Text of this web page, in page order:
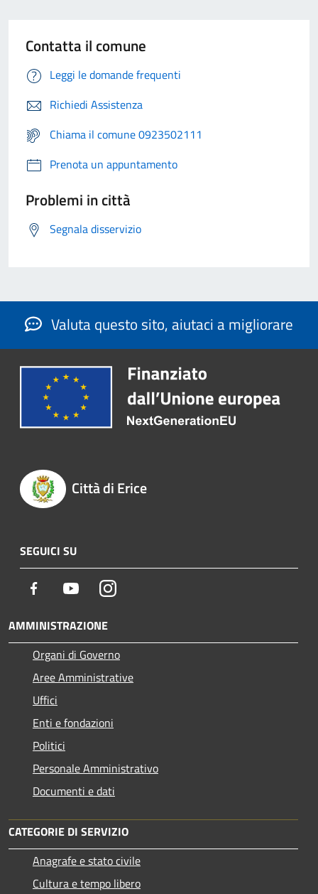
Contatta il comune
Leggi le domande frequenti
Richiedi Assistenza
Chiama il comune 0923502111
Prenota un appuntamento
Problemi in città
Segnala disservizio
Valuta questo sito, aiutaci a migliorare
Città di Erice
SEGUICI SU
Facebook YoutubeInstagram
AMMINISTRAZIONE
Organi di Governo
Aree Amministrative
Uffici
Enti e fondazioni
Politici
Personale Amministrativo
Documenti e dati
CATEGORIE DI SERVIZIO
Anagrafe e stato civile
Cultura e tempo libero